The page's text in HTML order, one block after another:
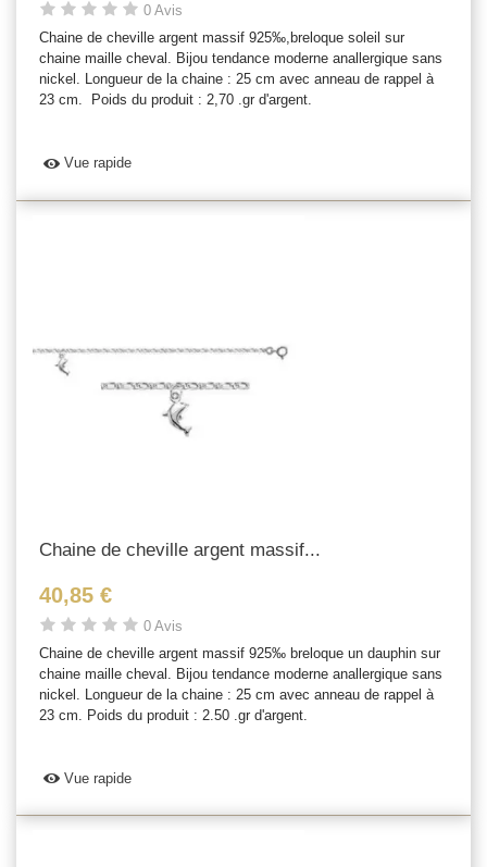
0 Avis
Chaine de cheville argent massif 925‰,breloque soleil sur
chaine maille cheval. Bijou tendance moderne anallergique sans
nickel. Longueur de la chaine : 25 cm avec anneau de rappel à
23 cm. Poids du produit : 2,70 .gr d'argent.
Vue rapide
Chaine de cheville argent massif...
40,85 €
0 Avis
Chaine de cheville argent massif 925‰ breloque un dauphin sur
chaine maille cheval. Bijou tendance moderne anallergique sans
nickel. Longueur de la chaine : 25 cm avec anneau de rappel à
23 cm. Poids du produit : 2.50 .gr d'argent.
Vue rapide